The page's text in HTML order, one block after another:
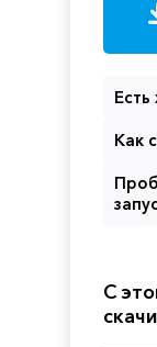
Как
С